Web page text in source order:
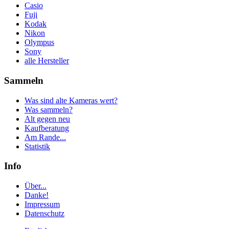
Casio
Fuji
Kodak
Nikon
Olympus
Sony
alle Hersteller
Sammeln
Was sind alte Kameras wert?
Was sammeln?
Alt gegen neu
Kaufberatung
Am Rande...
Statistik
Info
Über...
Danke!
Impressum
Datenschutz